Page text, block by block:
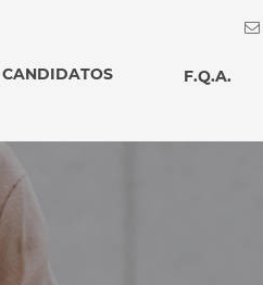
CANDIDATOS F.Q.A.